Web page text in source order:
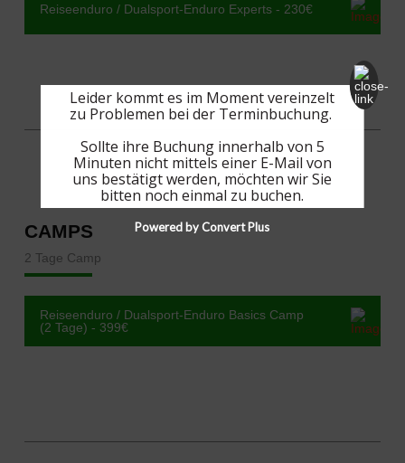
Reiseenduro / Dualsport-Enduro Experts - 230€
CAMPS
2 Tage Camp
Reiseenduro / Dualsport-Enduro Basics Camp
(2 Tage) - 399€
Leider kommt es im Moment vereinzelt
zu Problemen bei der Terminbuchung.
Sollte ihre Buchung innerhalb von 5
Minuten nicht mittels einer E-Mail von
uns bestätigt werden, möchten wir Sie
bitten noch einmal zu buchen.
Powered by Convert Plus